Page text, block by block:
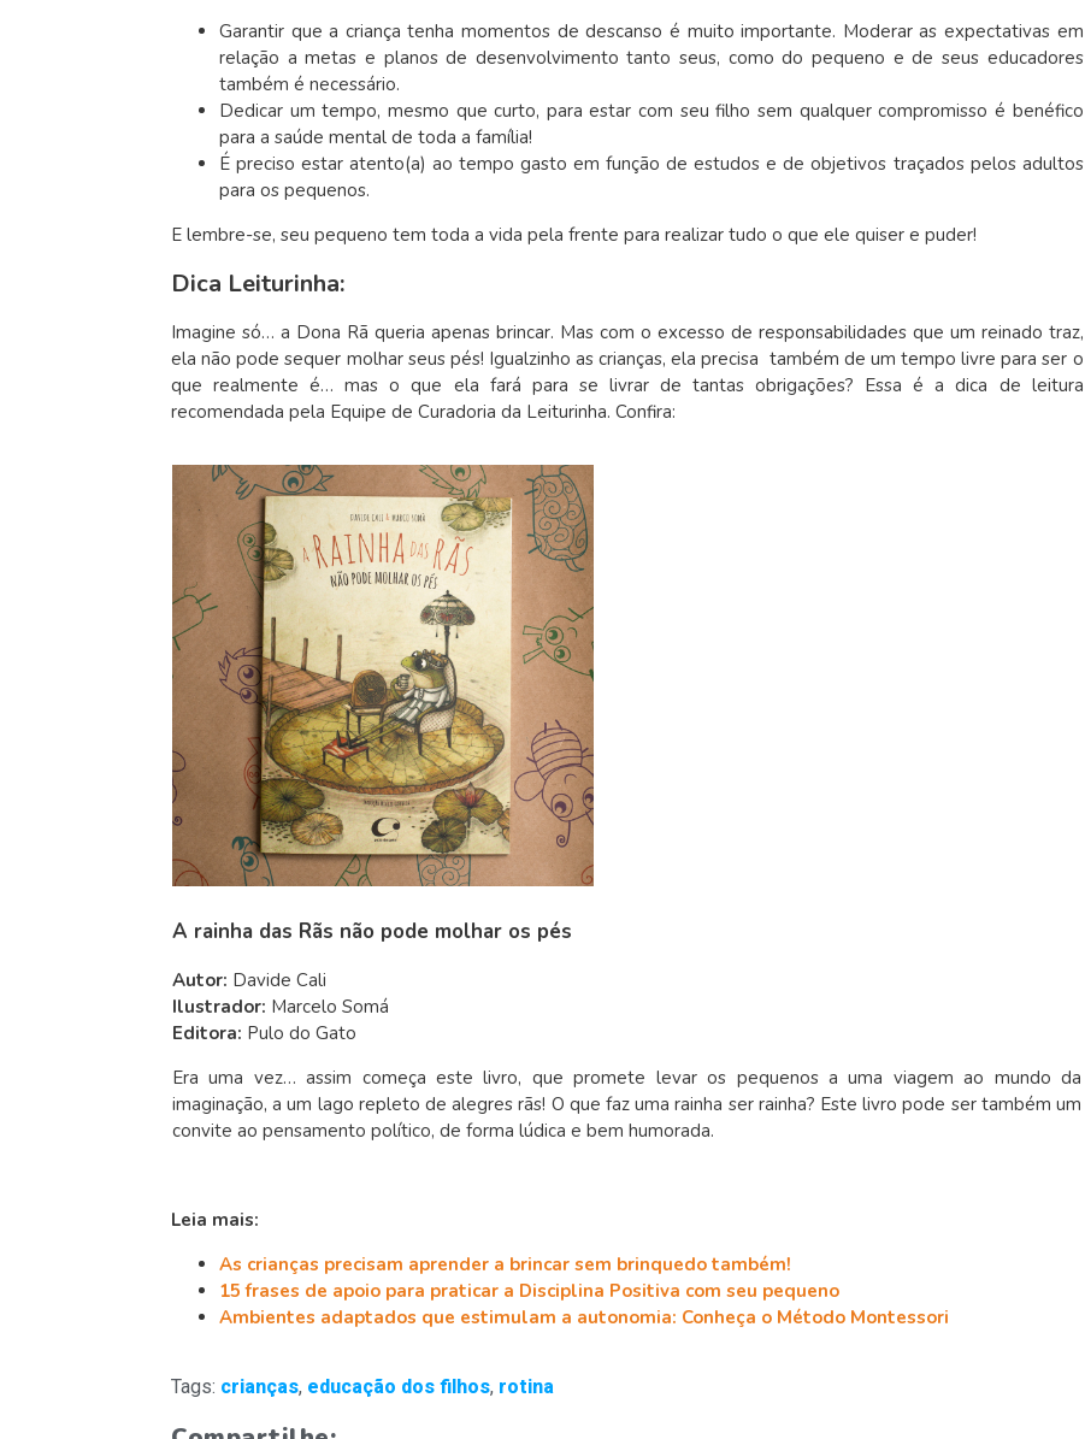
Garantir que a criança tenha momentos de descanso é muito importante. Moderar as expectativas em
relação a metas e planos de desenvolvimento tanto seus, como do pequeno e de seus educadores
também é necessário.
Dedicar um tempo, mesmo que curto, para estar com seu filho sem qualquer compromisso é benéfico
para a saúde mental de toda a família!
É preciso estar atento(a) ao tempo gasto em função de estudos e de objetivos traçados pelos adultos
para os pequenos.
E lembre-se, seu pequeno tem toda a vida pela frente para realizar tudo o que ele quiser e puder!
Dica Leiturinha:
Imagine só… a Dona Rã queria apenas brincar. Mas com o excesso de responsabilidades que um reinado traz,
ela não pode sequer molhar seus pés! Igualzinho as crianças, ela precisa também de um tempo livre para ser o
que realmente é… mas o que ela fará para se livrar de tantas obrigações? Essa é a dica de leitura
recomendada pela Equipe de Curadoria da Leiturinha. Confira:
A rainha das Rãs não pode molhar os pés
Autor: Davide Cali
Ilustrador: Marcelo Somá
Editora: Pulo do Gato
Era uma vez… assim começa este livro, que promete levar os pequenos a uma viagem ao mundo da
imaginação, a um lago repleto de alegres rãs! O que faz uma rainha ser rainha? Este livro pode ser também um
convite ao pensamento político, de forma lúdica e bem humorada.
Leia mais:
As crianças precisam aprender a brincar sem brinquedo também!
15 frases de apoio para praticar a Disciplina Positiva com seu pequeno
Ambientes adaptados que estimulam a autonomia: Conheça o Método Montessori
Tags: crianças, educação dos filhos, rotina